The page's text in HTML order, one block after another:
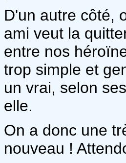
D'un autre côté,
ami veut la
entre nos
trop simple et
un vrai, selon
elle.
On a donc une
nouveau !